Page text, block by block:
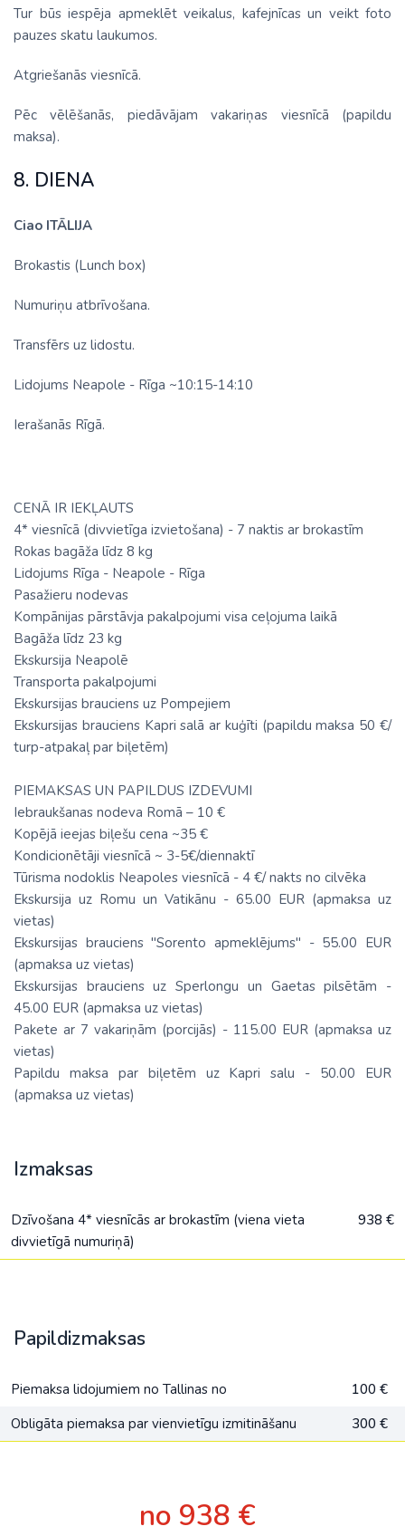
Tur būs iespēja apmeklēt veikalus, kafejnīcas un veikt foto
pauzes skatu laukumos.
Atgriešanās viesnīcā.
Pēc vēlēšanās, piedāvājam vakariņas viesnīcā (papildu
maksa).
8. DIENA
Ciao ITĀLIJA
Brokastis (Lunch box)
Numuriņu atbrīvošana.
Transfērs uz lidostu.
Lidojums Neapole - Rīga ~10:15-14:10
Ierašanās Rīgā.
CENĀ IR IEKĻAUTS
4* viesnīcā (divvietīga izvietošana) - 7 naktis ar brokastīm
Rokas bagāža līdz 8 kg
Lidojums Rīga - Neapole - Rīga
Pasažieru nodevas
Kompānijas pārstāvja pakalpojumi visa ceļojuma laikā
Bagāža līdz 23 kg
Ekskursija Neapolē
Transporta pakalpojumi
Ekskursijas brauciens uz Pompejiem
Ekskursijas brauciens Kapri salā ar kuģīti (papildu maksa 50 €/
turp-atpakaļ par biļetēm)
PIEMAKSAS UN PAPILDUS IZDEVUMI
Iebraukšanas nodeva Romā – 10 €
Kopējā ieejas biļešu cena ~35 €
Kondicionētāji viesnīcā ~ 3-5€/diennaktī
Tūrisma nodoklis Neapoles viesnīcā - 4 €/ nakts no cilvēka
Ekskursija uz Romu un Vatikānu - 65.00 EUR (apmaksa uz
vietas)
Ekskursijas brauciens "Sorento apmeklējums" - 55.00 EUR
(apmaksa uz vietas)
Ekskursijas brauciens uz Sperlongu un Gaetas pilsētām -
45.00 EUR (apmaksa uz vietas)
Pakete ar 7 vakariņām (porcijās) - 115.00 EUR (apmaksa uz
vietas)
Papildu maksa par biļetēm uz Kapri salu - 50.00 EUR
(apmaksa uz vietas)
Izmaksas
Dzīvošana 4* viesnīcās ar brokastīm (viena vieta
divvietīgā numuriņā)
938 €
Papildizmaksas
Piemaksa lidojumiem no Tallinas no
100 €
Obligāta piemaksa par vienvietīgu izmitināšanu
300 €
no 938 €